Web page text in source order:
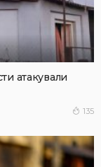
атакували
135